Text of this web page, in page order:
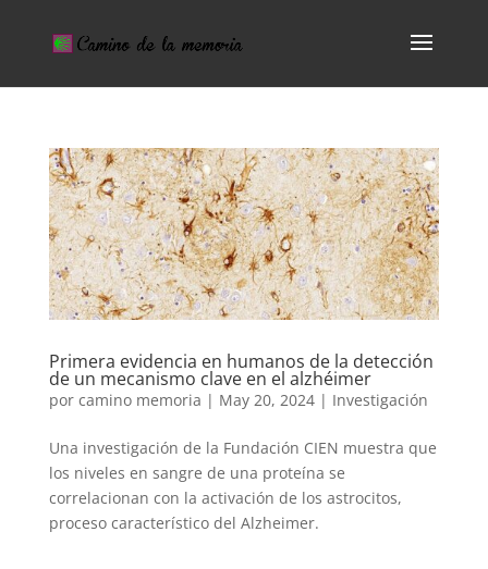
Primera evidencia en humanos de la detección
de un mecanismo clave en el alzhéimer
por camino memoria | May 20, 2024| Investigación
Una investigación de la Fundación CIEN muestra que
los niveles en sangre de una proteína se
correlacionan con la activación de los astrocitos,
proceso característico del Alzheimer.